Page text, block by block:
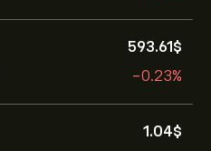
593.61‎$‎
-0.23%
1.04‎$‎